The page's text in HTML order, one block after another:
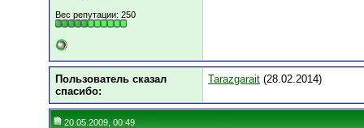
Вес репутации: 250
Пользователь сказал
cпасибо:
Tarazgarait (28.02.2014)
20.05.2009, 00:49